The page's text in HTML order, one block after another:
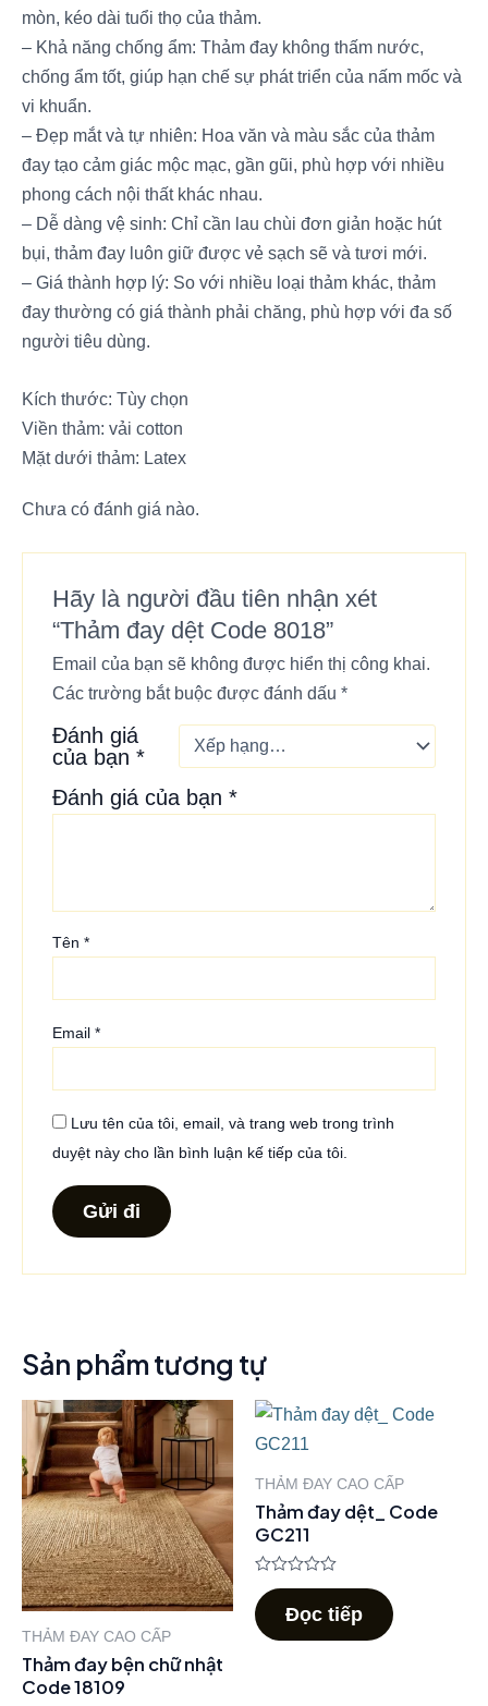
mòn, kéo dài tuổi thọ của thảm.
– Khả năng chống ẩm: Thảm đay không thấm nước,
chống ẩm tốt, giúp hạn chế sự phát triển của nấm mốc và
vi khuẩn.
– Đẹp mắt và tự nhiên: Hoa văn và màu sắc của thảm
đay tạo cảm giác mộc mạc, gần gũi, phù hợp với nhiều
phong cách nội thất khác nhau.
– Dễ dàng vệ sinh: Chỉ cần lau chùi đơn giản hoặc hút
bụi, thảm đay luôn giữ được vẻ sạch sẽ và tươi mới.
– Giá thành hợp lý: So với nhiều loại thảm khác, thảm
đay thường có giá thành phải chăng, phù hợp với đa số
người tiêu dùng.
Kích thước: Tùy chọn
Viền thảm: vải cotton
Mặt dưới thảm: Latex
Chưa có đánh giá nào.
Hãy là người đầu tiên nhận xét
“Thảm đay dệt Code 8018”
Email của bạn sẽ không được hiển thị công khai.
Các trường bắt buộc được đánh dấu*
Đánh giá
của bạn*
Đánh giá của bạn*
Tên*
Email*
Lưu tên của tôi, email, và trang web trong trình
duyệt này cho lần bình luận kế tiếp của tôi.
Sản phẩm tương tự
THẢM ĐAY CAO CẤP
Thảm đay bện chữ nhật
Code 18109
THẢM ĐAY CAO CẤP
Thảm đay dệt_ Code
GC211
Được
xếp
hạng
0
Đọc tiếp